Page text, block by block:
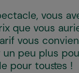
vous
que vous
vous
peu plus
tous·tes !